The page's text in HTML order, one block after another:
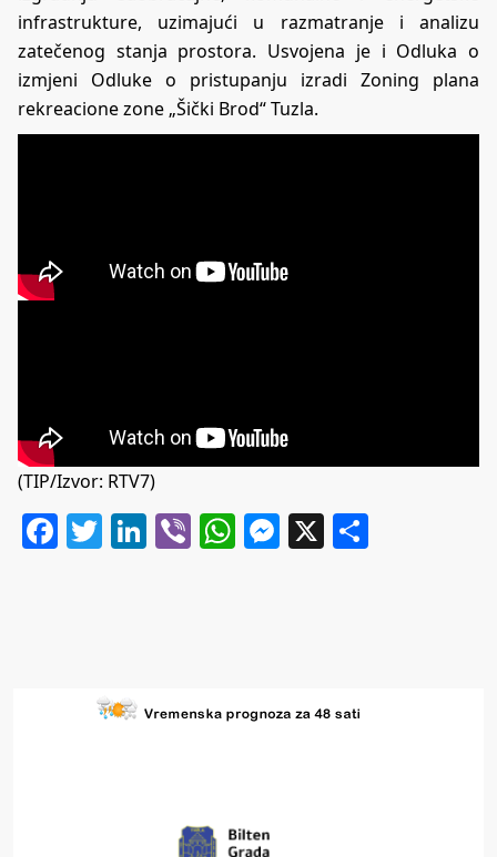
infrastrukture, uzimajući u razmatranje i analizu
zatečenog stanja prostora. Usvojena je i Odluka o
izmjeni Odluke o pristupanju izradi Zoning plana
rekreacione zone „Šički Brod“ Tuzla.
(TIP/Izvor: RTV7)
Facebook
Twitter
LinkedIn
ViberWhatsApp
Messenger
X